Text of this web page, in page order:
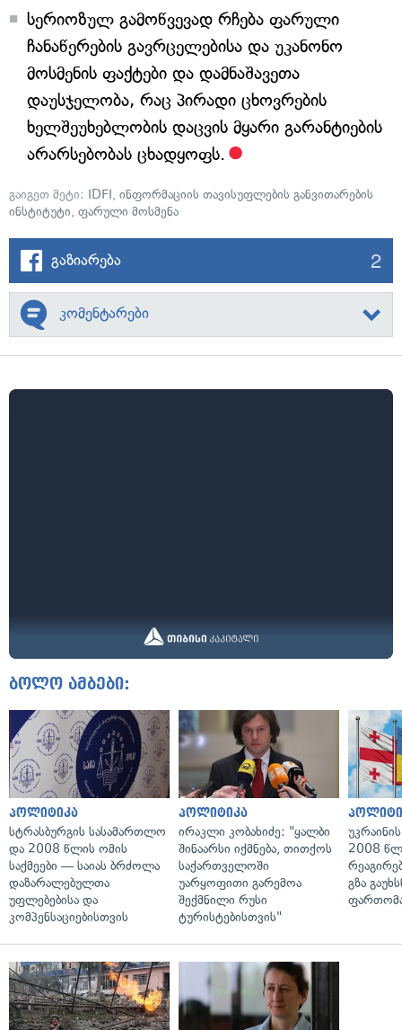
სერიოზულ გამოწვევად რჩება ფარული
ჩანაწერების გავრცელებისა და უკანონო
მოსმენის ფაქტები და დამნაშავეთა
დაუსჯელობა, რაც პირადი ცხოვრების
ხელშეუხებლობის დაცვის მყარი გარანტიების
არარსებობას ცხადყოფს.
გაიგეთ მეტი: IDFI, ინფორმაციის თავისუფლების განვითარების
ინსტიტუტი, ფარული მოსმენა
გაზიარება 2
კომენტარები
ბოლო ამბები:
პოლიტიკა
სტრასბურგის სასამართლო
და 2008 წლის ომის
საქმეები — საიას ბრძოლა
დაზარალებულთა
უფლებებისა და
კომპენსაციებისთვის
პოლიტიკა
ირაკლი კობახიძე: "ყალბი
შინაარსი იქმნება, თითქოს
საქართველოში
უარყოფითი გარემოა
შექმნილი რუსი
ტურისტებისთვის"
2008
გზა